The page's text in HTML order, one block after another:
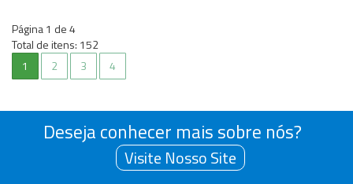
Página1 de4
Total de itens: 152
Deseja conhecer mais sobre nós?
Visite Nosso Site